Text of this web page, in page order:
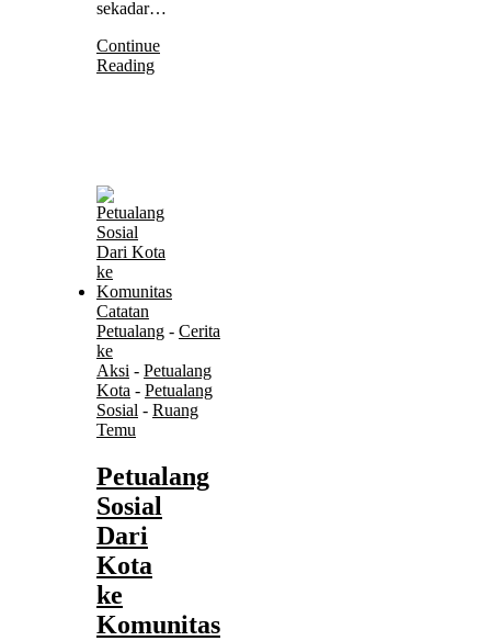
sekadar…
Continue
Reading
Catatan
Petualang - Cerita
ke
Aksi - Petualang
Kota - Petualang
Sosial - Ruang
Temu
Petualang
Sosial
Dari
Kota
ke
Komunitas